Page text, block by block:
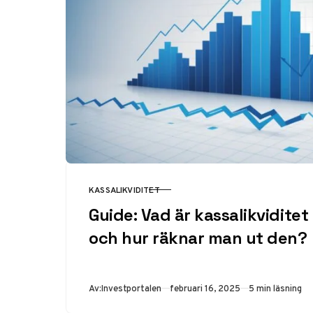
KATEGORI
KASSALIKVIDITET
Guide: Vad är kassalikviditet
och hur räknar man ut den?
Av:Investportalen Publicerad
februari 16, 2025 5 min läsning